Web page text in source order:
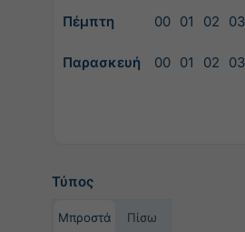
Πέμπτη 00 01 02 03
Παρασκευή 00 01 02 03
Τύπος
Μπροστά Πίσω